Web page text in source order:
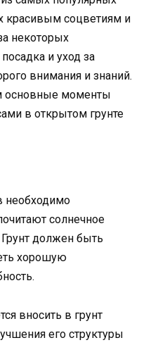
красивым соцветиям и
некоторых
и уход за
внимания и знаний.
основные моменты
в открытом грунте
необходимо
солнечное
должен быть
хорошую
вносить в грунт
его структуры